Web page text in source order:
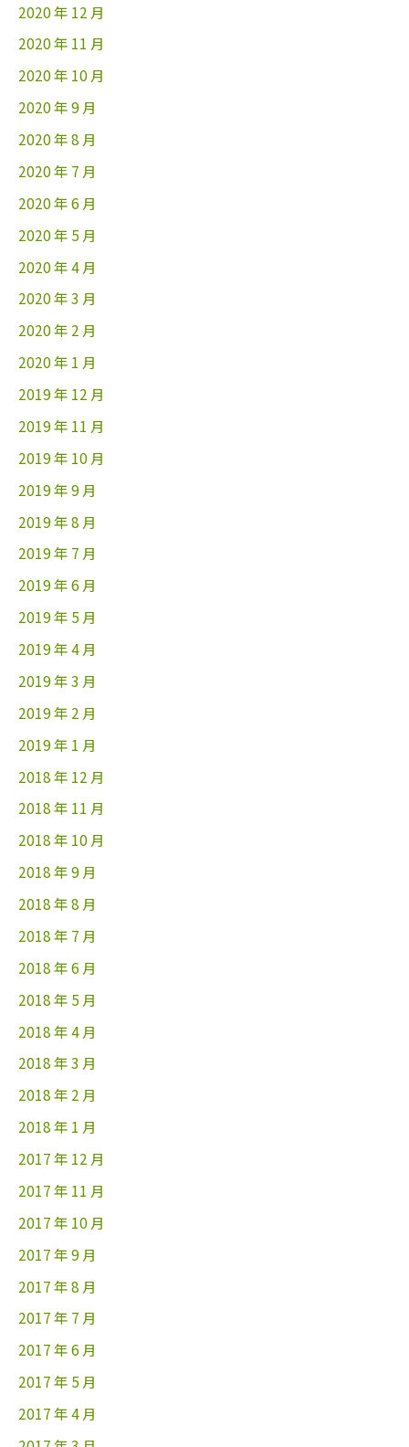
2020 年 12 月
2020 年 11 月
2020 年 10 月
2020 年 9 月
2020 年 8 月
2020 年 7 月
2020 年 6 月
2020 年 5 月
2020 年 4 月
2020 年 3 月
2020 年 2 月
2020 年 1 月
2019 年 12 月
2019 年 11 月
2019 年 10 月
2019 年 9 月
2019 年 8 月
2019 年 7 月
2019 年 6 月
2019 年 5 月
2019 年 4 月
2019 年 3 月
2019 年 2 月
2019 年 1 月
2018 年 12 月
2018 年 11 月
2018 年 10 月
2018 年 9 月
2018 年 8 月
2018 年 7 月
2018 年 6 月
2018 年 5 月
2018 年 4 月
2018 年 3 月
2018 年 2 月
2018 年 1 月
2017 年 12 月
2017 年 11 月
2017 年 10 月
2017 年 9 月
2017 年 8 月
2017 年 7 月
2017 年 6 月
2017 年 5 月
2017 年 4 月